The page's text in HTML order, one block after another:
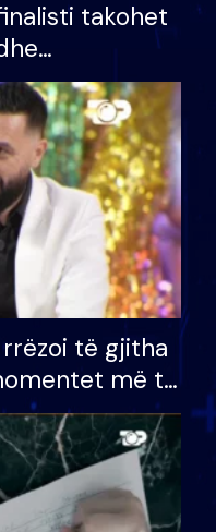
takohet
ndonjë letër
të gjitha
më të
VIP: Do më
kur…